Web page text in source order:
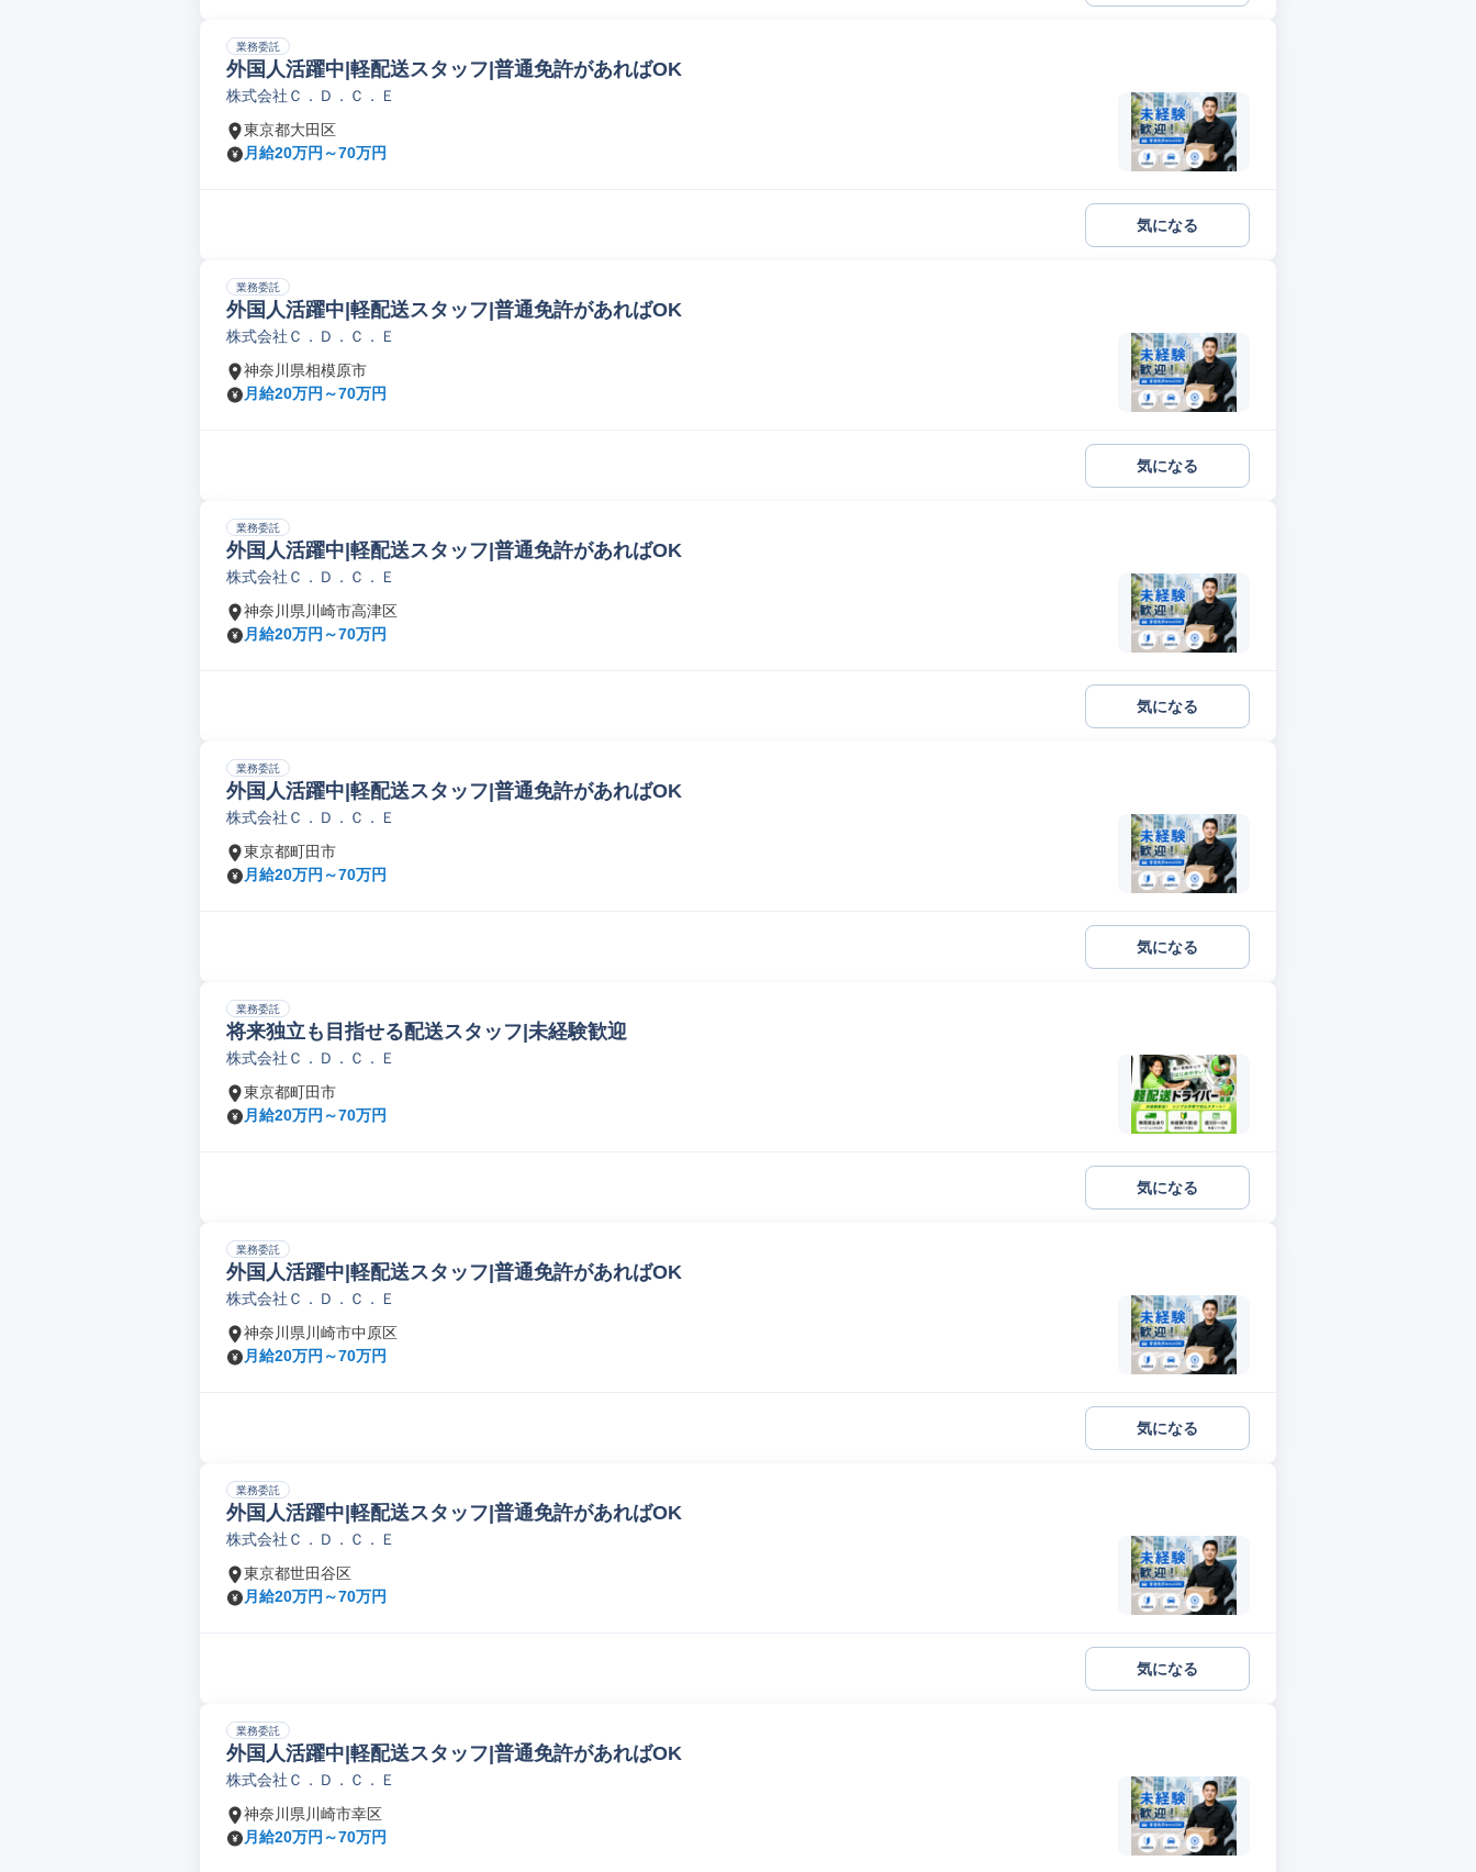
業務委託
外国人活躍中|軽配送スタッフ|普通免許があればOK
株式会社Ｃ．Ｄ．Ｃ．Ｅ
東京都大田区
月給20万円～70万円
気になる
業務委託
外国人活躍中|軽配送スタッフ|普通免許があればOK
株式会社Ｃ．Ｄ．Ｃ．Ｅ
神奈川県相模原市
月給20万円～70万円
気になる
業務委託
外国人活躍中|軽配送スタッフ|普通免許があればOK
株式会社Ｃ．Ｄ．Ｃ．Ｅ
神奈川県川崎市高津区
月給20万円～70万円
気になる
業務委託
外国人活躍中|軽配送スタッフ|普通免許があればOK
株式会社Ｃ．Ｄ．Ｃ．Ｅ
東京都町田市
月給20万円～70万円
気になる
業務委託
将来独立も目指せる配送スタッフ|未経験歓迎
株式会社Ｃ．Ｄ．Ｃ．Ｅ
東京都町田市
月給20万円～70万円
気になる
業務委託
外国人活躍中|軽配送スタッフ|普通免許があればOK
株式会社Ｃ．Ｄ．Ｃ．Ｅ
神奈川県川崎市中原区
月給20万円～70万円
気になる
業務委託
外国人活躍中|軽配送スタッフ|普通免許があればOK
株式会社Ｃ．Ｄ．Ｃ．Ｅ
東京都世田谷区
月給20万円～70万円
気になる
業務委託
外国人活躍中|軽配送スタッフ|普通免許があればOK
株式会社Ｃ．Ｄ．Ｃ．Ｅ
神奈川県川崎市幸区
月給20万円～70万円